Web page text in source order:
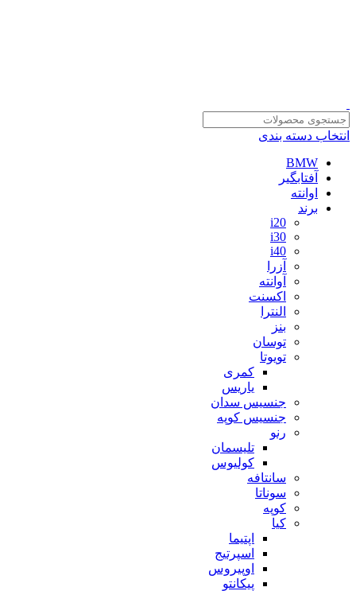
انتخاب دسته بندی
BMW
آفتابگیر
اوانته
برند
i20
i30
i40
آزرا
آوانته
اکسنت
النترا
بنز
توسان
تویوتا
کمری
یاریس
جنسیس سدان
جنسیس کوپه
رنو
تلیسمان
کولیوس
سانتافه
سوناتا
کوپه
کیا
اپتیما
اسپرتیج
اوپیروس
پیکانتو